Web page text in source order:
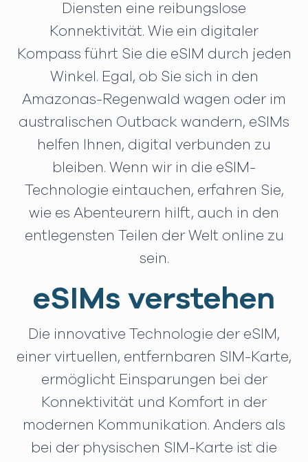
Diensten eine reibungslose
Konnektivität. Wie ein digitaler
Kompass führt Sie die eSIM durch jeden
Winkel. Egal, ob Sie sich in den
Amazonas-Regenwald wagen oder im
australischen Outback wandern, eSIMs
helfen Ihnen, digital verbunden zu
bleiben. Wenn wir in die eSIM-
Technologie eintauchen, erfahren Sie,
wie es Abenteurern hilft, auch in den
entlegensten Teilen der Welt online zu
sein.
eSIMs verstehen
Die innovative Technologie der eSIM,
einer virtuellen, entfernbaren SIM-Karte,
ermöglicht Einsparungen bei der
Konnektivität und Komfort in der
modernen Kommunikation. Anders als
bei der physischen SIM-Karte ist die